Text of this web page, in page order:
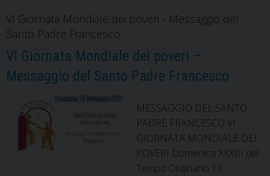
VI Giornata Mondiale dei poveri - Messaggio del
Santo Padre Francesco
VI Giornata Mondiale dei poveri –
Messaggio del Santo Padre Francesco
MESSAGGIO DEL SANTO
PADRE FRANCESCO VI
GIORNATA MONDIALE DEI
POVERI Domenica XXXIII del
Tempo Ordinario 13